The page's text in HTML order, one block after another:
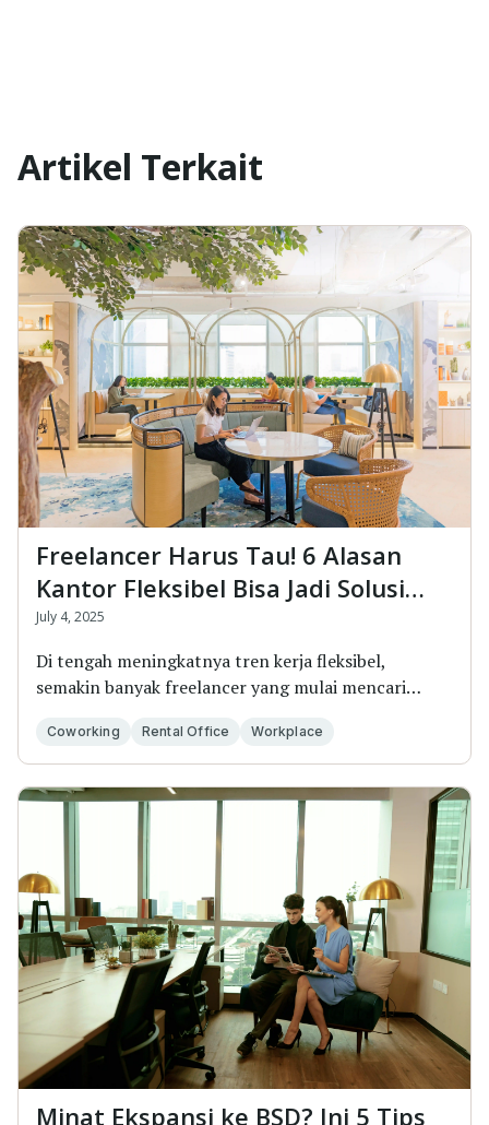
Artikel Terkait
Freelancer Harus Tau! 6 Alasan
Kantor Fleksibel Bisa Jadi Solusi
Tepat untuk Bekerja
July 4, 2025
Di tengah meningkatnya tren kerja fleksibel,
semakin banyak freelancer yang mulai mencari
Coworking Rental Office Workplace
Minat Ekspansi ke BSD? Ini 5 Tips